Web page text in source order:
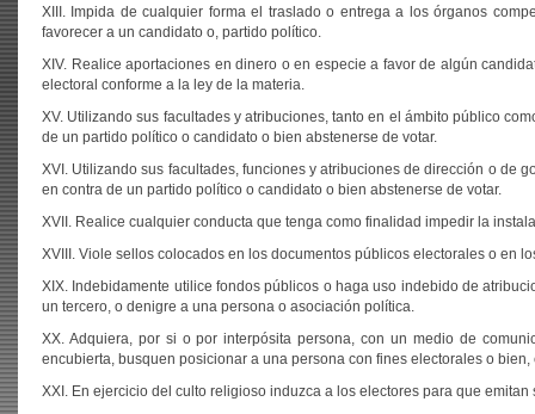
XIII. Impida de cualquier forma el traslado o entrega a los órganos
favorecer a un candidato o, partido político.
XIV. Realice aportaciones en dinero o en especie a favor de algún
electoral conforme a la ley de la materia.
XV. Utilizando sus facultades y atribuciones, tanto en el ámbito público
de un partido político o candidato o bien abstenerse de votar.
XVI. Utilizando sus facultades, funciones y atribuciones de dirección o de
en contra de un partido político o candidato o bien abstenerse de votar.
XVII. Realice cualquier conducta que tenga como finalidad impedir la
XVIII. Viole sellos colocados en los documentos públicos electorales o en
XIX. Indebidamente utilice fondos públicos o haga uso indebido de
un tercero, o denigre a una persona o asociación política.
XX. Adquiera, por si o por interpósita persona, con un medio de
encubierta, busquen posicionar a una persona con fines electorales o
XXI. En ejercicio del culto religioso induzca a los electores para que